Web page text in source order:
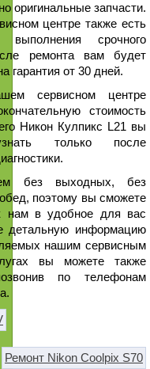
оригинальные запчасти.
центре также есть
выполнения срочного
ремонта вам будет
гарантия от 30 дней.
сервисном центре
стоимость
Никон Кулпикс L21 вы
только после
без выходных, без
поэтому вы сможете
нам в удобное для вас
детальную информацию
нашим сервисным
вы можете также
по телефонам
Ремонт Nikon Coolpix S70